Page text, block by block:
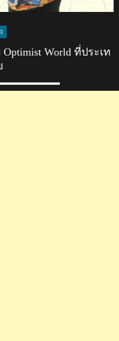
World ที่ประเท